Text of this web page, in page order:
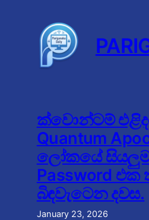
ක්වොන්ටම්
Quantum
ලෝකයේ
Password
බිඳවැටෙන දවස.
January 23, 2026